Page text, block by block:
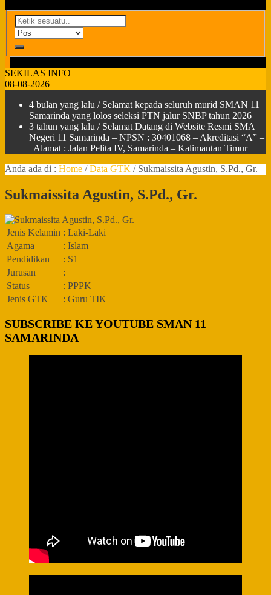
SEKILAS INFO
08-08-2026
4 bulan yang lalu / Selamat kepada seluruh murid SMAN 11
Samarinda yang lolos seleksi PTN jalur SNBP tahun 2026
3 tahun yang lalu / Selamat Datang di Website Resmi SMA
Negeri 11 Samarinda – NPSN : 30401068 – Akreditasi “A” –
Alamat : Jalan Pelita IV, Samarinda – Kalimantan Timur
Anda ada di : Home /Data GTK / Sukmaissita Agustin, S.Pd., Gr.
Sukmaissita Agustin, S.Pd., Gr.
Jenis Kelamin : Laki-Laki
Agama
: Islam
Pendidikan
: S1
Jurusan
:
Status
: PPPK
Jenis GTK
: Guru TIK
SUBSCRIBE KE YOUTUBE SMAN 11
SAMARINDA